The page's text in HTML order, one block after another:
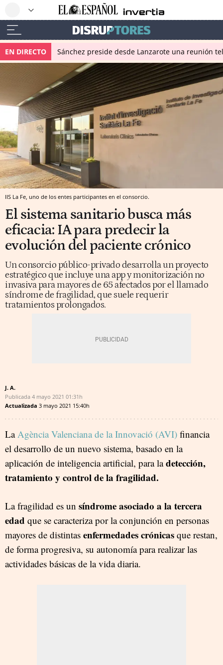
EN DIRECTO Sánchez preside desde Lanzarote una reunión
IIS La Fe, uno de los entes participantes en el consorcio.
El sistema sanitario busca más
eficacia: IA para predecir la
evolución del paciente crónico
Un consorcio público-privado desarrolla un proyecto
estratégico que incluye una app y monitorización no
invasiva para mayores de 65 afectados por el llamado
síndrome de fragilidad, que suele requerir
tratamientos prolongados.
J. A.
Publicada 4 mayo 2021 01:31h
Actualizada 3 mayo 2021 15:40h
LaAgència Valenciana de la Innovació (AVI) financia
el desarrollo de un nuevo sistema, basado en la
aplicación de inteligencia artificial, para ladetección,
tratamiento y control de la fragilidad.
La fragilidad es un síndrome asociado a la tercera
edad que se caracteriza por la conjunción en personas
mayores de distintas enfermedades crónicas que restan,
de forma progresiva, su autonomía para realizar las
actividades básicas de la vida diaria.